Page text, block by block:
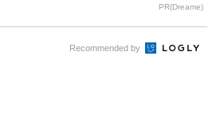
PR(Dreame)
Recommended by